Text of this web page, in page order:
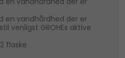
en vandhårdhed der er
venligst GROHEs aktive
flaske